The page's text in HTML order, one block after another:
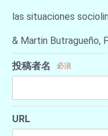
las situaciones
& Martin Butragueño,
投稿者名 必須
URL